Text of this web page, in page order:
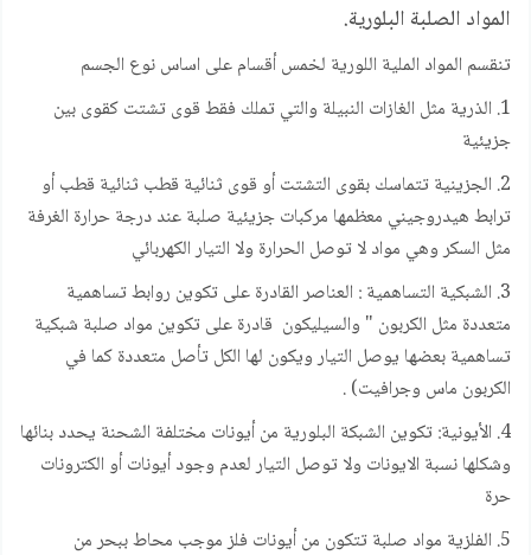
المواد الصلبة البلورية.
تنقسم المواد الملية اللورية لخمس أقسام على اساس نوع الجسم
1. الذرية مثل الغازات النبيلة والتي تملك فقط قوى تشتت كقوى بين
جزيئية
2. الجزينية تتماسك بقوى التشتت أو قوى ثنائية قطب ثنائية قطب أو
ترابط هيدروجيني معظمها مركبات جزيئية صلبة عند درجة حرارة الغرفة
مثل السكر وهي مواد لا توصل الحرارة ولا التيار الكهربائي
3. الشبكية التساهمية : العناصر القادرة على تكوين روابط تساهمية
متعددة مثل الكربون " والسيليكون قادرة على تكوين مواد صلبة شبكية
تساهمية بعضها يوصل التيار ويكون لها الكل تأصل متعددة كما في
الكربون ماس وجرافيت) .
4. الأيونية: تكوين الشبكة البلورية من أيونات مختلفة الشحنة يحدد بنائها
وشكلها نسبة الايونات ولا توصل التيار لعدم وجود أيونات أو الكترونات
حرة
5. الفلزية مواد صلبة تتكون من أيونات فلز موجب محاط ببحر من